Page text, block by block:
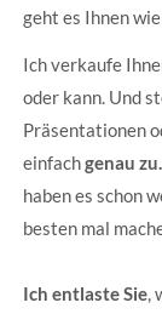
geht es Ihnen
Ich verkaufe
oder kann. Und
Präsentationen
einfachgenau zu.
haben es schon
besten mal
Ich entlaste Sie,